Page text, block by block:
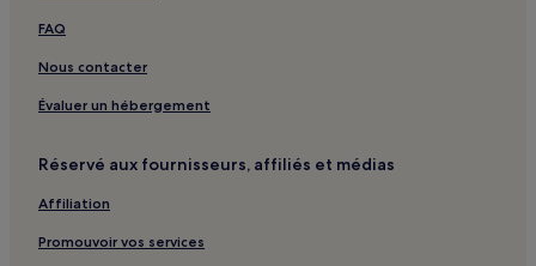
FAQ
Nous contacter
Évaluer un hébergement
Réservé aux fournisseurs, affiliés et médias
Affiliation
Promouvoir vos services